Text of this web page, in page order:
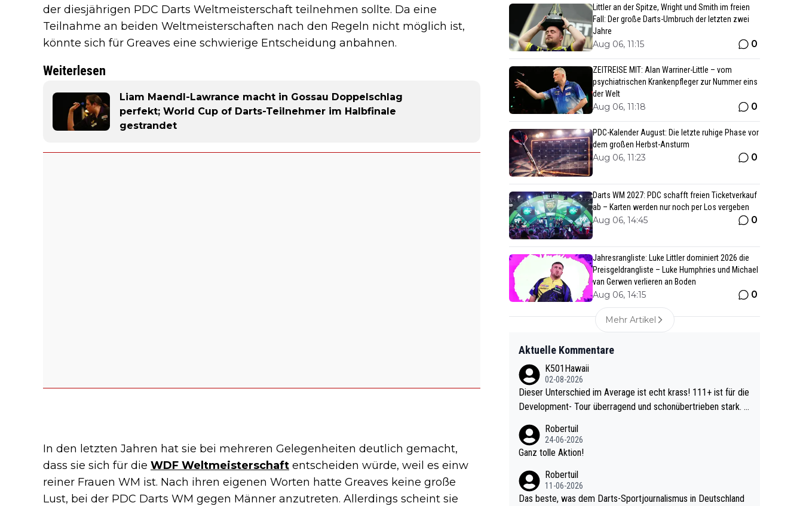
der diesjährigen PDC Darts Weltmeisterschaft teilnehmen sollte. Da eine
Teilnahme an beiden Weltmeisterschaften nach den Regeln nicht möglich ist,
könnte sich für Greaves eine schwierige Entscheidung anbahnen.
Weiterlesen
Liam Maendl-Lawrance macht in Gossau Doppelschlag
perfekt; World Cup of Darts-Teilnehmer im Halbfinale
gestrandet
In den letzten Jahren hat sie bei mehreren Gelegenheiten deutlich gemacht,
dass sie sich für die WDF Weltmeisterschaft entscheiden würde, weil es einw
reiner Frauen WM ist. Nach ihren eigenen Worten hatte Greaves keine große
Lust, bei der PDC Darts WM gegen Männer anzutreten. Allerdings scheint sie
Littler an der Spitze, Wright und Smith im freien
Fall: Der große Darts-Umbruch der letzten zwei
Jahre
Aug 06, 11:15 0
ZEITREISE MIT: Alan Warriner-Little – vom
psychiatrischen Krankenpfleger zur Nummer eins
der Welt
Aug 06, 11:18 0
PDC-Kalender August: Die letzte ruhige Phase vor
dem großen Herbst-Ansturm
Aug 06, 11:23 0
Darts WM 2027: PDC schafft freien Ticketverkauf
ab – Karten werden nur noch per Los vergeben
Aug 06, 14:45 0
Jahresrangliste: Luke Littler dominiert 2026 die
Preisgeldrangliste – Luke Humphries und Michael
van Gerwen verlieren an Boden
Aug 06, 14:15 0
Mehr Artikel
Aktuelle Kommentare
K501Hawaii
02-08-2026
Dieser Unterschied im Average ist echt krass! 111+ ist für die
Development- Tour überragend und schonübertrieben stark. U
e mal 40+ erst recht. Da gewinnst keinen Blumentopf - ist ja n
och krasser wie ein Pokalspiel eines Kreisligisten vs einem Bu
Robertuil
24-06-2026
Ganz tolle Aktion!
Robertuil
11-06-2026
Das beste, was dem Darts-Sportjournalismus in Deutschland